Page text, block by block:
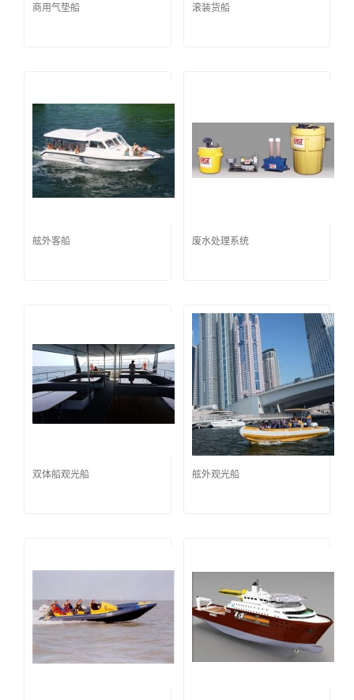
商用气垫船 滚装货船
舷外客船 废水处理系统
双体船观光船 舷外观光船